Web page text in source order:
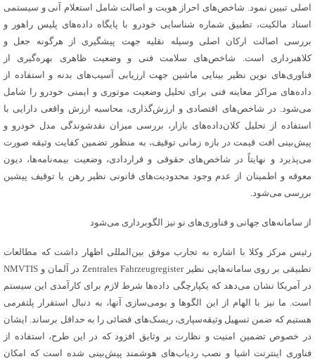
اصلی تبیین نمود. شاخص‌های احراز هویت و اصالت شامل استعلام آنی و سیستمی
اسناد مالکیت، تطبیق شماره شناسایی خودرو با پایگاه داده‌های پلیس راهور و
بررسی اصالت ارکان اصلی وسیله نقلیه جهت پیشگیری از هرگونه جعل و
کلاهبرداری است. شاخص‌های سلامت فنی و وضعیت ظاهری بهره‌گیری از
فناوری‌های نوین نظیر بینایی ماشین جهت ارزیابی آسیب‌های بدنه و استفاده از
داده‌های مراکز معاینه فنی برای تحلیل وضعیت موتوری و ایمنی خودرو را شامل
می‌شود. در شاخص‌های اقتصادی و ارزش‌گذاری، محاسبه ارزش واقعی دارایی با
استفاده از تحلیل کلان‌داده‌های بازار، بررسی میزان نقدشوندگی مدل خودرو و
پیش‌بینی افت قیمت در بازه زمانی توقیف، به منظور تضمین کفایت وثیقه صورت
می‌پذیرد و نهایتاً در شاخص‌های حقوقی و قراردادی، وضعیت بیمه‌نامه‌ها، دیون
معوقه و اطمینان از عدم وجود محدودیت‌های قانونی نظیر رهن یا توقیف پیشین
بررسی می‌شود.
از سامانه‌های جهانی و فناوری‌های نو نیز الگوبرداری می‌شود
رئیس مرکز وکلا با اشاره به تجارب موفق بین‌المللی اظهار داشت که مطالعات
تطبیقی بر روی سامانه‌هایی نظیر Zentrales Fahrzeugregister در آلمان و NMVTIS
در آمریکا نشان می‌دهد که یکپارچگی داده‌ها شرط لازم برای کارآمدی این سیستم
است. ما نیز با الهام از این الگوها و بومی‌سازی آنها، به دنبال استقرار پلتفرمی
هستیم که ضمن تسهیل وثیقه‌سپاری، ریسک‌های قضائی را به حداقل برساند. ایشان
در خصوص تضمین امنیت و نظارت بر وثایق افزود که در این طرح، استفاده از
فناوری اینترنت اشیا و نصب ردیاب‌های هوشمند پیش‌بینی شده است که امکان